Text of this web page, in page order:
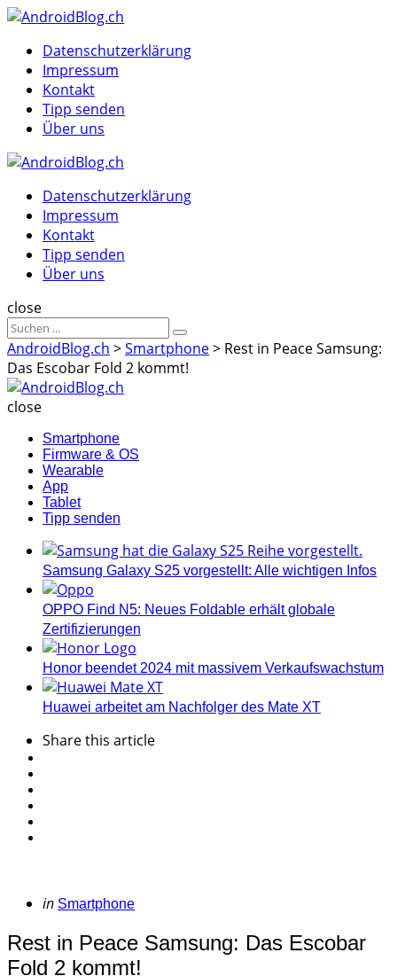
Menu
MenuDatenschutzerklärung
Impressum
Kontakt
Tipp senden
Über uns
Datenschutzerklärung
Impressum
Kontakt
Tipp senden
Über uns
Suche
close
Sucheergebnisse
für
Suche
AndroidBlog.ch >Smartphone> Rest in Peace Samsung:
Das Escobar Fold 2 kommt!
close
Smartphone
Firmware & OS
Wearable
App
Tablet
Tipp senden
Samsung Galaxy S25 vorgestellt: Alle wichtigen Infos
OPPO Find N5: Neues Foldable erhält globale
Zertifizierungen
Honor beendet 2024 mit massivem Verkaufswachstum
Huawei arbeitet am Nachfolger des Mate XT
Sharethis article
Categories
Posted
in Smartphone
Rest in Peace Samsung: Das Escobar
Fold 2 kommt!